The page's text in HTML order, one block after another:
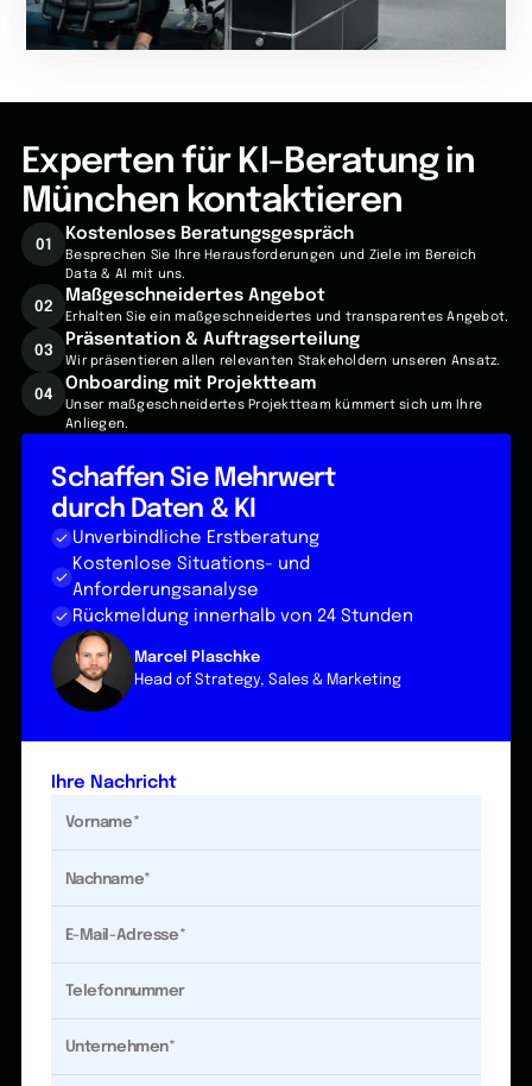
Experten für KI-Beratung in
München kontaktieren
01
Kostenloses Beratungsgespräch
Besprechen Sie Ihre Herausforderungen und Ziele im Bereich
Data & AI mit uns.
02
Maßgeschneidertes Angebot
Erhalten Sie ein maßgeschneidertes und transparentes Angebot.
03
Präsentation & Auftragserteilung
Wir präsentieren allen relevanten Stakeholdern unseren Ansatz.
04
Onboarding mit Projektteam
Unser maßgeschneidertes Projektteam kümmert sich um Ihre
Anliegen.
Schaffen Sie Mehrwert
durch Daten & KI
Unverbindliche Erstberatung
Kostenlose Situations- und
Anforderungsanalyse
Rückmeldung innerhalb von 24 Stunden
Marcel Plaschke
Head of Strategy, Sales & Marketing
Ihre Nachricht